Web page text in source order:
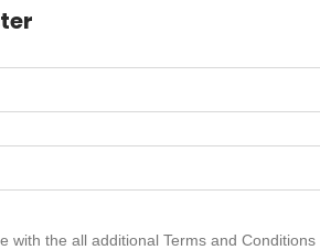
with the all additional Terms and Conditions